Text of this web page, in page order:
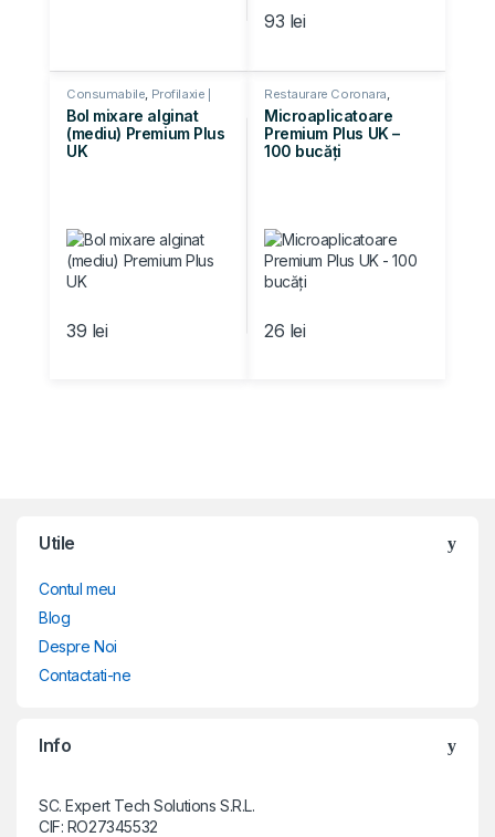
93 lei
Consumabile Profilaxie |
Cosmetica Restaurare
Coronara
Bol mixare alginat
(mediu) Premium Plus
UK
39 lei
Restaurare Coronara
Consumabile
Microaplicatoare
Premium Plus UK –
100 bucăți
26 lei
Utile
Contul meu
Blog
Despre Noi
Contactati-ne
Info
SC. Expert Tech Solutions S.R.L.
CIF: RO27345532